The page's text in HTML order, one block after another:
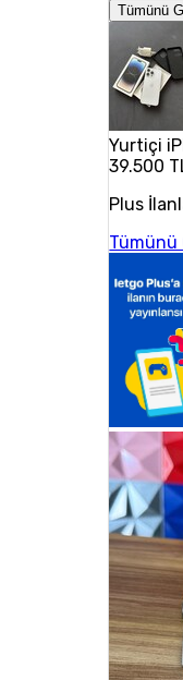
Tümünü
Yurtiçi
39.500
Plus
Tümünü